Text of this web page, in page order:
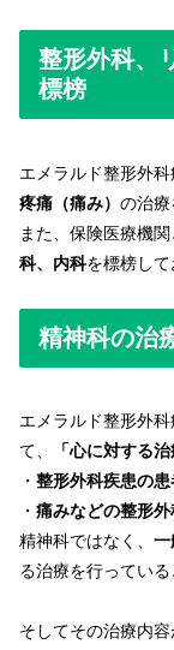
整形外科、
標榜
エメラルド整形外科
疼痛（痛み） の治療
また、保険医療機関
科、内科を標榜し
精神科の治
エメラルド整形外科
て、
「心に対する治
・ 整形外科疾患の患
・ 痛みなどの整形
精神科ではなく、 一
る治療を行っている
そしてその治療内容